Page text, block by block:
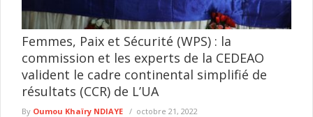
Femmes, Paix et Sécurité (WPS) : la
commission et les experts de la CEDEAO
valident le cadre continental simplifié de
résultats (CCR) de L’UA
By Oumou Khaïry NDIAYE octobre 21, 2022